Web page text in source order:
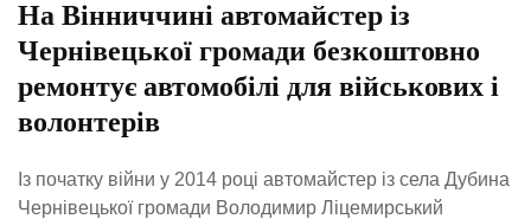
На Вінниччині автомайстер із
Чернівецької громади безкоштовно
ремонтує автомобілі для військових і
волонтерів
Із початку війни у 2014 році автомайстер із села Дубина
Чернівецької громади Володимир Ліцемирський